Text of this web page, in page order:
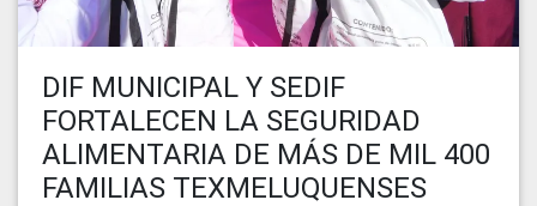
DIF MUNICIPAL Y SEDIF
FORTALECEN LA SEGURIDAD
ALIMENTARIA DE MÁS DE MIL 400
FAMILIAS TEXMELUQUENSES